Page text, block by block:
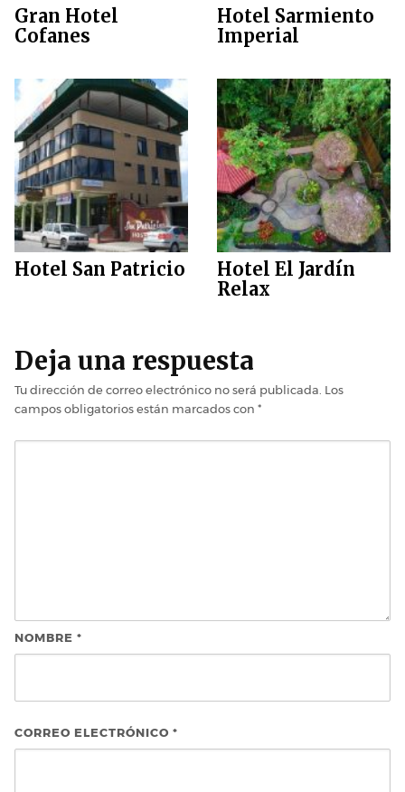
Gran Hotel
Cofanes
Hotel Sarmiento
Imperial
Hotel San Patricio
Hotel El Jardín
Relax
Deja una respuesta
Tu dirección de correo electrónico no será publicada. Los
campos obligatorios están marcados con *
NOMBRE *
CORREO ELECTRÓNICO *